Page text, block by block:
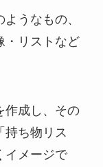
うなもの、
・リストなど
作成し、その
持ち物リス
イメージで